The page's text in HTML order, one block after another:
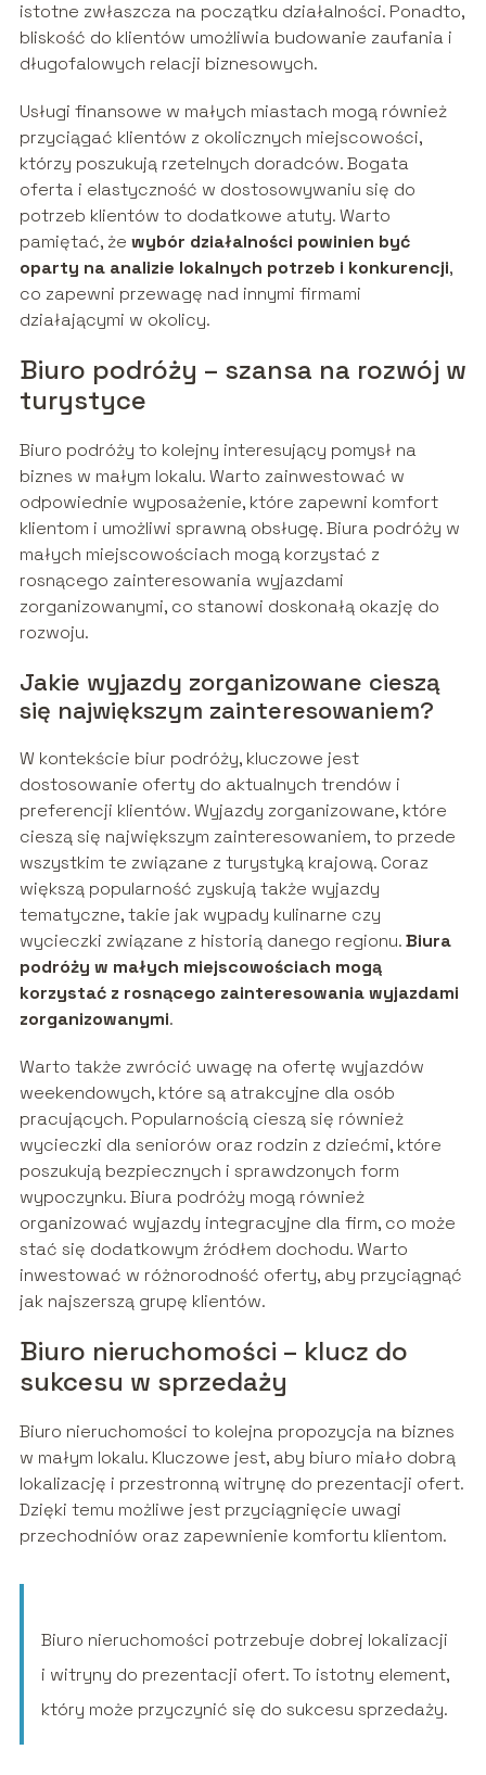
istotne zwłaszcza na początku działalności. Ponadto,
bliskość do klientów umożliwia budowanie zaufania i
długofalowych relacji biznesowych.
Usługi finansowe w małych miastach mogą również
przyciągać klientów z okolicznych miejscowości,
którzy poszukują rzetelnych doradców. Bogata
oferta i elastyczność w dostosowywaniu się do
potrzeb klientów to dodatkowe atuty. Warto
pamiętać, że wybór działalności powinien być
oparty na analizie lokalnych potrzeb i konkurencji,
co zapewni przewagę nad innymi firmami
działającymi w okolicy.
Biuro podróży – szansa na rozwój w
turystyce
Biuro podróży to kolejny interesujący pomysł na
biznes w małym lokalu. Warto zainwestować w
odpowiednie wyposażenie, które zapewni komfort
klientom i umożliwi sprawną obsługę. Biura podróży w
małych miejscowościach mogą korzystać z
rosnącego zainteresowania wyjazdami
zorganizowanymi, co stanowi doskonałą okazję do
rozwoju.
Jakie wyjazdy zorganizowane cieszą
się największym zainteresowaniem?
W kontekście biur podróży, kluczowe jest
dostosowanie oferty do aktualnych trendów i
preferencji klientów. Wyjazdy zorganizowane, które
cieszą się największym zainteresowaniem, to przede
wszystkim te związane z turystyką krajową. Coraz
większą popularność zyskują także wyjazdy
tematyczne, takie jak wypady kulinarne czy
wycieczki związane z historią danego regionu.Biura
podróży w małych miejscowościach mogą
korzystać z rosnącego zainteresowania wyjazdami
zorganizowanymi.
Warto także zwrócić uwagę na ofertę wyjazdów
weekendowych, które są atrakcyjne dla osób
pracujących. Popularnością cieszą się również
wycieczki dla seniorów oraz rodzin z dziećmi, które
poszukują bezpiecznych i sprawdzonych form
wypoczynku. Biura podróży mogą również
organizować wyjazdy integracyjne dla firm, co może
stać się dodatkowym źródłem dochodu. Warto
inwestować w różnorodność oferty, aby przyciągnąć
jak najszerszą grupę klientów.
Biuro nieruchomości – klucz do
sukcesu w sprzedaży
Biuro nieruchomości to kolejna propozycja na biznes
w małym lokalu. Kluczowe jest, aby biuro miało dobrą
lokalizację i przestronną witrynę do prezentacji ofert.
Dzięki temu możliwe jest przyciągnięcie uwagi
przechodniów oraz zapewnienie komfortu klientom.
Biuro nieruchomości potrzebuje dobrej lokalizacji
i witryny do prezentacji ofert. To istotny element,
który może przyczynić się do sukcesu sprzedaży.